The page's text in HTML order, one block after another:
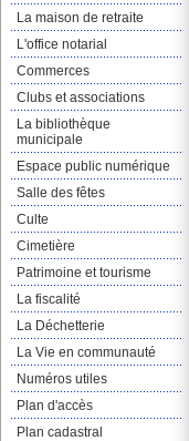
La maison de retraite
L'office notarial
Commerces
Clubs et associations
La bibliothèque
municipale
Espace public numérique
Salle des fêtes
Culte
Cimetière
Patrimoine et tourisme
La fiscalité
La Déchetterie
La Vie en communauté
Numéros utiles
Plan d'accès
Plan cadastral